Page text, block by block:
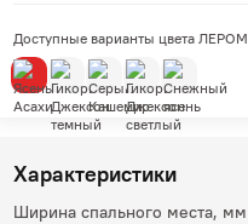
Доступные варианты цвета ЛЕРОМ
Характеристики
Ширина спального места, мм